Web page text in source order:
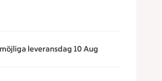
leveransdag 10 Aug